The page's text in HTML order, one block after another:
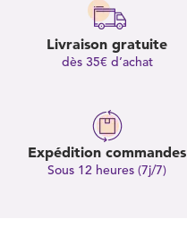
Livraison gratuite
dès 35€ d’achat
Expédition commandes
Sous 12 heures (7j/7)